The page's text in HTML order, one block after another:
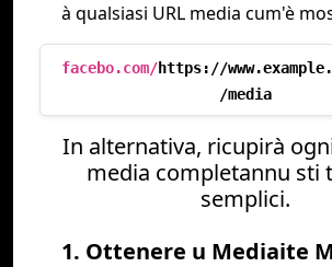
à qualsiasi URL media cum'è
facebo.com/https://
/media
In alternativa, ricupirà
media completannu sti
semplici.
1. Ottenere u Mediaite